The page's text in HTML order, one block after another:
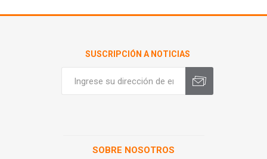
SUSCRIPCIÓN A NOTICIAS
SOBRE NOSOTROS